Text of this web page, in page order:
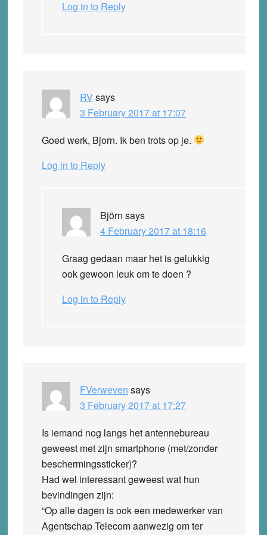
Log in to Reply
RV says
3 February 2017 at 17:07
Goed werk, Bjorn. Ik ben trots op je.
Log in to Reply
Björn says
4 February 2017 at 18:16
Graag gedaan maar het is gelukkig
ook gewoon leuk om te doen ?
Log in to Reply
FVerweven says
3 February 2017 at 17:27
Is iemand nog langs het antennebureau
geweest met zijn smartphone (met/zonder
beschermingssticker)?
Had wel interessant geweest wat hun
bevindingen zijn:
“Op alle dagen is ook een medewerker van
Agentschap Telecom aanwezig om ter